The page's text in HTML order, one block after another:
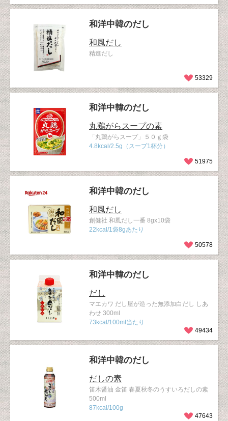
和洋中韓のだし
和風だし
精進だし
53329
和洋中韓のだし
丸鶏がらスープの素
「丸鶏がらスープ」５０ｇ袋
4.8kcal/2.5g（スープ1杯分）
51975
和洋中韓のだし
和風だし
創健社 和風だし一番 8gx10袋
22kcal/1袋8gあたり
50578
和洋中韓のだし
だし
マエカワ だし屋が造った無添加白だし しあ
わせ 300ml
73kcal/100ml当たり
49434
和洋中韓のだし
だしの素
笛木醤油 金笛 春夏秋冬のうすいろだしの素
500ml
87kcal/100g
47643